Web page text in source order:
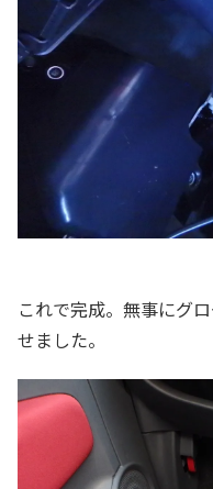
これで完成。無事にグ
せました。